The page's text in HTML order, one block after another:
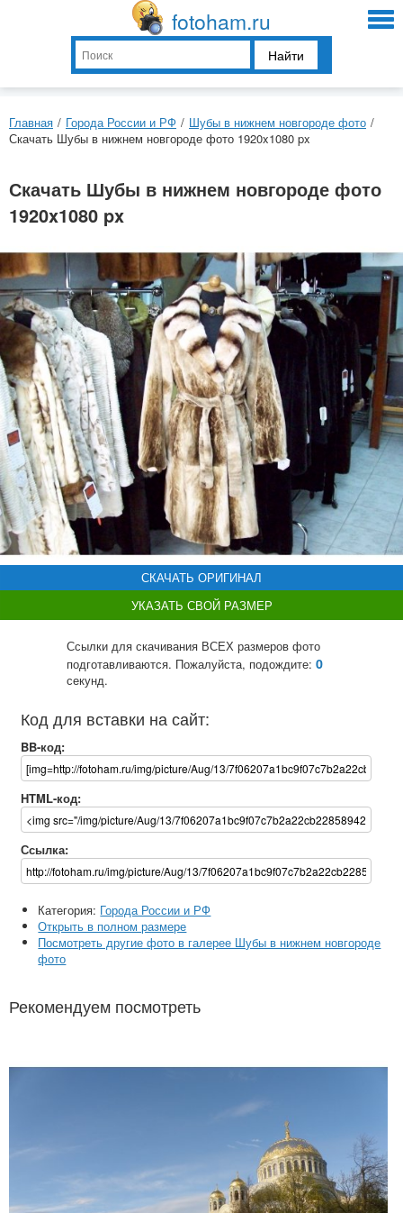
fotoham.ru
Найти
Главная / Города России и РФ / Шубы в нижнем новгороде фото /
Скачать Шубы в нижнем новгороде фото 1920x1080 px
Скачать Шубы в нижнем новгороде фото
1920x1080 px
СКАЧАТЬ ОРИГИНАЛ
УКАЗАТЬ СВОЙ РАЗМЕР
Ссылки для скачивания ВСЕХ размеров фото
подготавливаются. Пожалуйста, подождите: 0
секунд.
Код для вставки на сайт:
BB-код:
HTML-код:
Ссылка:
Категория: Города России и РФ
Открыть в полном размере
Посмотреть другие фото в галерее Шубы в нижнем новгороде
фото
Рекомендуем посмотреть